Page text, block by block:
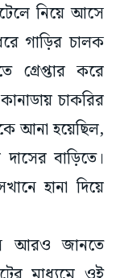
নিয়ে আসে
গাড়ির চালক
গ্রেপ্তার করে
চাকরির
আনা হয়েছিল,
বাড়িতে।
হানা দিয়ে
আরও জানতে